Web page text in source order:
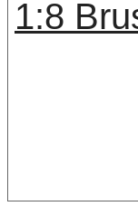
1:8